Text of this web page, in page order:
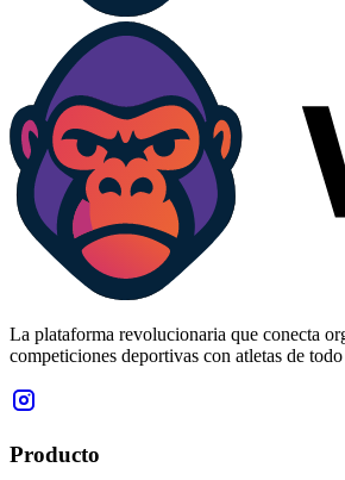
La plataforma revolucionaria que conecta
competiciones deportivas con atletas de
Producto